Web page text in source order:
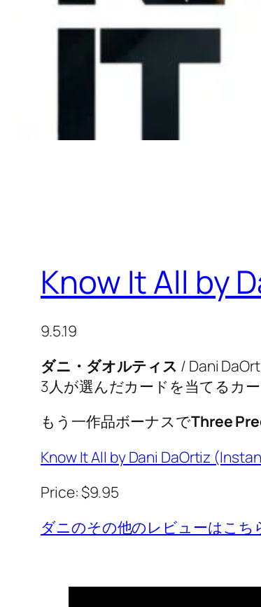
Know It All by
9.5.19
ダニ・ダオルティス / Dani
3人が選んだカードを当てるカ
もう一作品ボーナスでThree
Know It All by Dani DaOrtiz
Price: $9.95
ダニのその他のレビューはこち